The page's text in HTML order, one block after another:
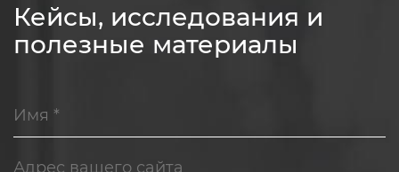
Кейсы, исследования и
полезные материалы